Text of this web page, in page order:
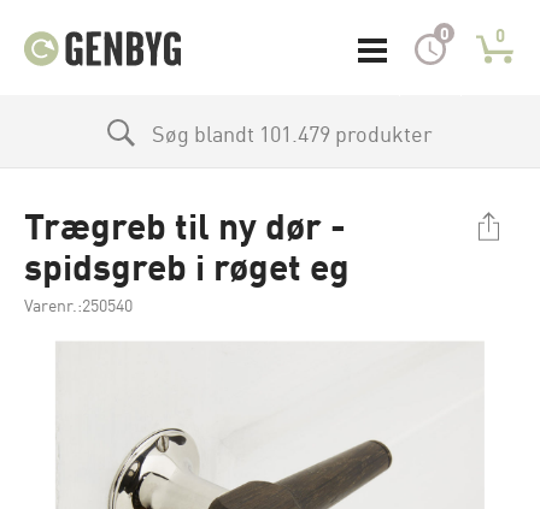
0 0
Søg blandt 101.479 produkter
Trægreb til ny dør -
spidsgreb i røget eg
Varenr.:250540